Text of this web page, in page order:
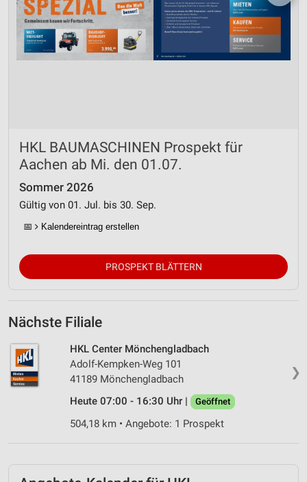
HKL BAUMASCHINEN Prospekt für
Aachen ab Mi. den 01.07.
Sommer 2026
Gültig von 01. Jul. bis 30. Sep.
📅 Kalendereintrag erstellen
PROSPEKT BLÄTTERN
Nächste Filiale
❯
HKL Center Mönchengladbach
Adolf-Kempken-Weg 101
41189 Mönchengladbach
Heute 07:00 - 16:30 Uhr |
Geöffnet
504,18 km • Angebote: 1 Prospekt